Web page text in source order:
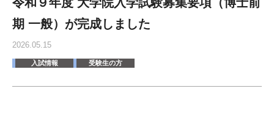
期 一般）が完成しました
2026.05.15
入試情報 受験生の方